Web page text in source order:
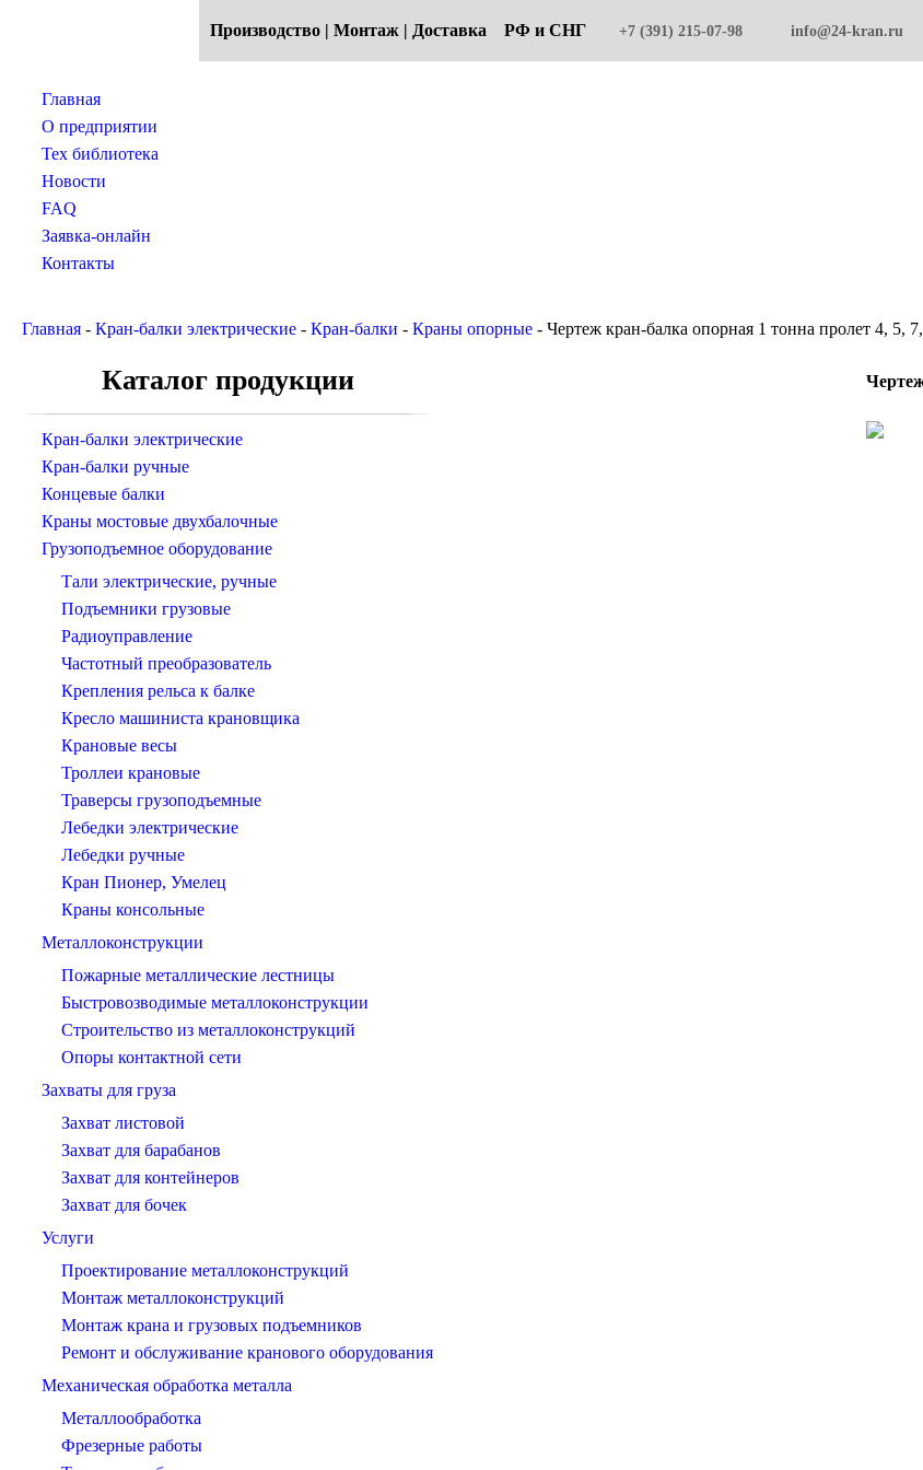
Производство | Монтаж | Доставка РФ и СНГ +7 (391) 215-07-98 info@24-kran.ru
Главная
О предприятии
Тех библиотека
Новости
FAQ
Заявка-онлайн
Контакты
Главная - Кран-балки электрические - Кран-балки - Краны опорные - Чертеж кран-балка опорная 1 тонна пролет 4, 5,
Каталог продукции
Кран-балки электрические
Кран-балки ручные
Концевые балки
Краны мостовые двухбалочные
Грузоподъемное оборудование
Тали электрические, ручные
Подъемники грузовые
Радиоуправление
Частотный преобразователь
Крепления рельса к балке
Кресло машиниста крановщика
Крановые весы
Троллеи крановые
Траверсы грузоподъемные
Лебедки электрические
Лебедки ручные
Кран Пионер, Умелец
Краны консольные
Металлоконструкции
Пожарные металлические лестницы
Быстровозводимые металлоконструкции
Строительство из металлоконструкций
Опоры контактной сети
Захваты для груза
Захват листовой
Захват для барабанов
Захват для контейнеров
Захват для бочек
Услуги
Проектирование металлоконструкций
Монтаж металлоконструкций
Монтаж крана и грузовых подъемников
Ремонт и обслуживание кранового оборудования
Механическая обработка металла
Металлообработка
Фрезерные работы